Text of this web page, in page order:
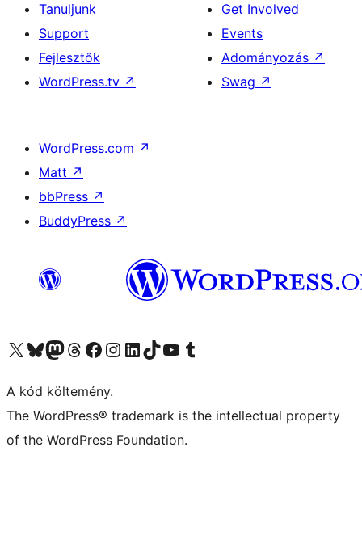
Tanuljunk
Support
Fejlesztők
WordPress.tv ↗
Get Involved
Events
Adományozás ↗
Swag ↗
WordPress.com ↗
Matt ↗
bbPress ↗
BuddyPress ↗
Visit our X (formerly Twitter) account
Visit our Bluesky account
Twitter csatornánk
Visit our Threads account
Facebook oldalunk megtekintése
Visit our Instagram account
Visit our LinkedIn account
Visit our TikTok account
Visit our YouTube channel
Visit our Tumblr account
A kód költemény.
The WordPress® trademark is the intellectual property
of the WordPress Foundation.